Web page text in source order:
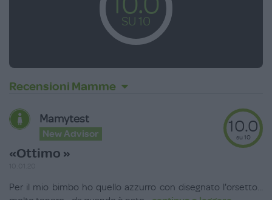
SU 10
Recensioni Mamme
Mamytest
New Advisor
«Ottimo »
10.0
su 10
Per il mio bimbo ho quello azzurro con disegnato l'orsetto...